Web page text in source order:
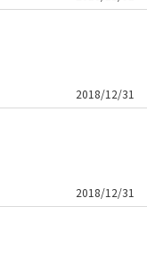
2018/12/31
2018/12/31